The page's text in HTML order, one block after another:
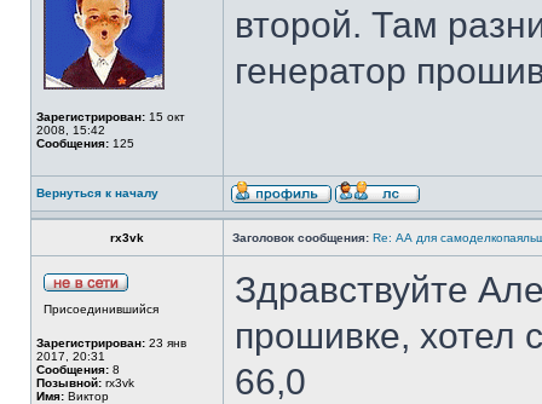
Зарегистрирован: 15 окт
2008, 15:42
Сообщения: 125
второй. Там
генератор
Вернуться к началу
rx3vk Заголовок сообщения: Re: АА для
Присоединившийся
Зарегистрирован: 23 янв
2017, 20:31
Сообщения: 8
Позывной: rx3vk
Имя: Виктор
Здравствуйте
прошивке, хотел
66,0